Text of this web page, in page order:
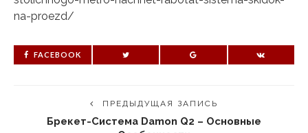
na-proezd/
FACEBOOK
ПРЕДЫДУЩАЯ ЗАПИСЬ
Брекет-Система Damon Q2 – Основные